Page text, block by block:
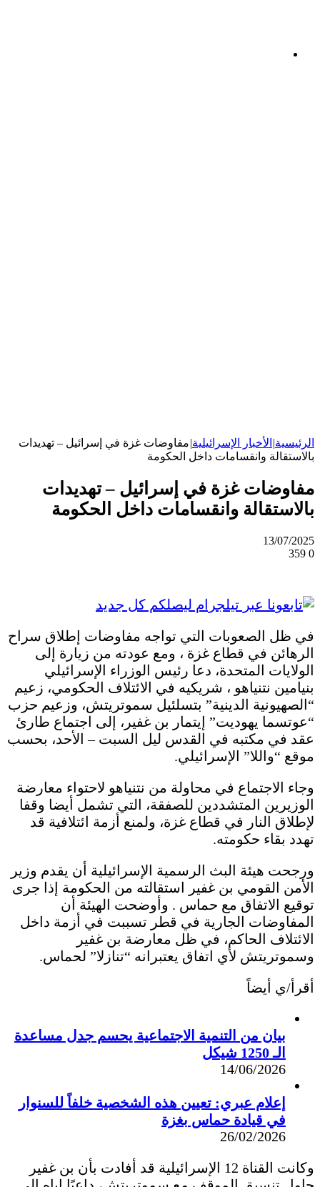
الرئيسية| الأخبار الإسرائيلية|مفاوضات غزة في إسرائيل – تهديدات
بالاستقالة وانقسامات داخل الحكومة
مفاوضات غزة في إسرائيل – تهديدات
بالاستقالة وانقسامات داخل الحكومة
13/07/2025
0
في ظل الصعوبات التي تواجه مفاوضات إطلاق سراح
الرهائن في قطاع غزة ، ومع عودته من زيارة إلى
الولايات المتحدة، دعا رئيس الوزراء الإسرائيلي
بنيامين نتنياهو ، شريكيه في الائتلاف الحكومي، زعيم
“الصهيونية الدينية” بتسلئيل سموتريتش، وزعيم حزب
“عوتسما يهوديت” إيتمار بن غفير، إلى اجتماع طارئ
عقد في مكتبه في القدس ليل السبت – الأحد، بحسب
موقع “واللا” الإسرائيلي.
وجاء الاجتماع في محاولة من نتنياهو لاحتواء معارضة
الوزيرين المتشددين للصفقة، التي تشمل أيضا وقفا
لإطلاق النار في قطاع غزة، ولمنع أزمة ائتلافية قد
تهدد بقاء حكومته.
ورجحت هيئة البث الرسمية الإسرائيلية أن يقدم وزير
الأمن القومي بن غفير استقالته من الحكومة إذا جرى
توقيع الاتفاق مع حماس . وأوضحت الهيئة أن
المفاوضات الجارية في قطر تسببت في أزمة داخل
الائتلاف الحاكم، في ظل معارضة بن غفير
وسموتريتش لأي اتفاق يعتبرانه “تنازلا” لحماس.
أقرأ/ي أيضاً
بيان من التنمية الاجتماعية يحسم جدل مساعدة
الـ 1250 شيكل
14/06/2026
إعلام عبري: تعيين هذه الشخصية خلفاً للسنوار
في قيادة حماس بغزة
26/02/2026
وكانت القناة 12 الإسرائيلية قد أفادت بأن بن غفير